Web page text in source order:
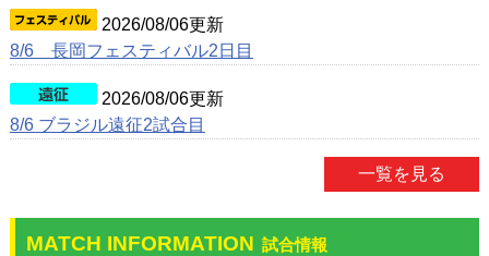
2026/08/06更新
8/6 長岡フェスティバル2日目
2026/08/06更新
8/6 ブラジル遠征2試合目
一覧を見る
MATCH INFORMATION 試合情報